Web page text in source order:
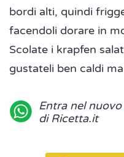
bordi alti, quindi
facendoli dorare in
Scolate i krapfen
gustateli ben caldi
Entra nel nuovo
di Ricetta.it